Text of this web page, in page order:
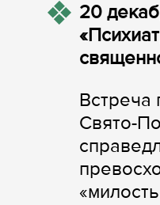
20
Встреча
Свято-